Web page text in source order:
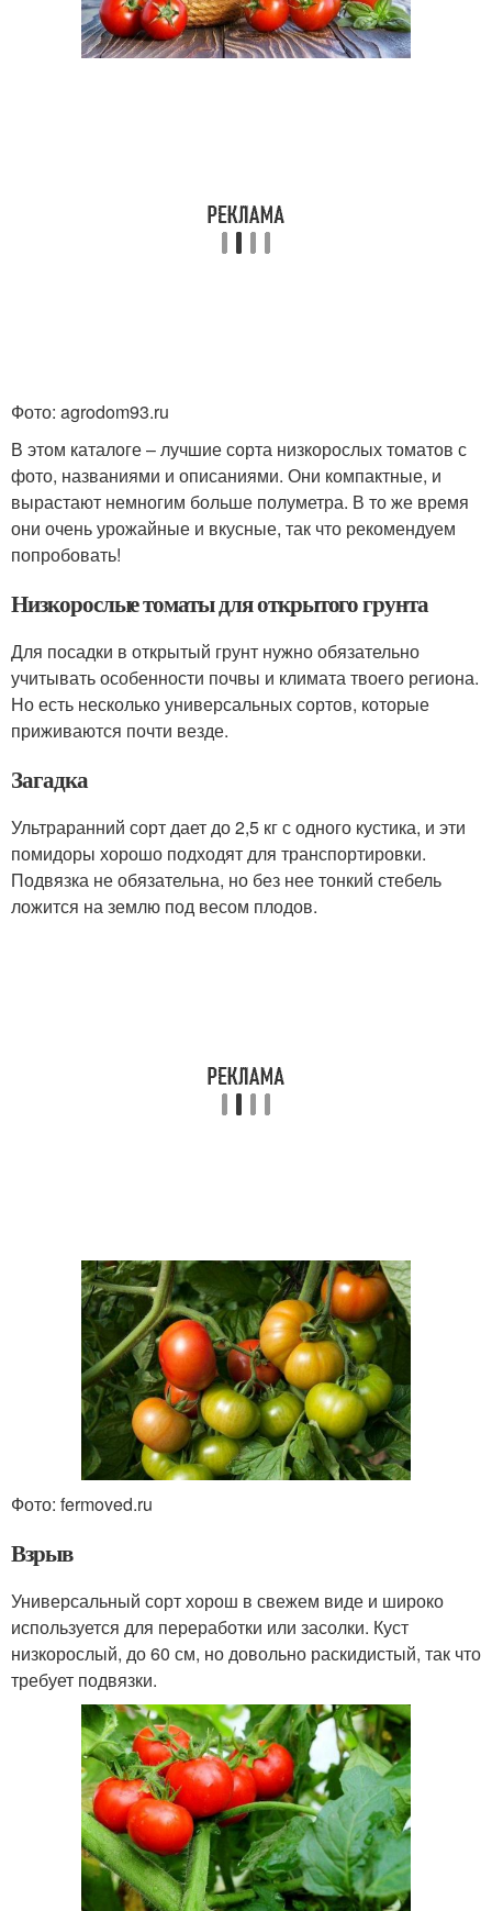
Фото: agrodom93.ru
В этом каталоге – лучшие сорта низкорослых томатов с
фото, названиями и описаниями. Они компактные, и
вырастают немногим больше полуметра. В то же время
они очень урожайные и вкусные, так что рекомендуем
попробовать!
Низкорослые томаты для открытого грунта
Для посадки в открытый грунт нужно обязательно
учитывать особенности почвы и климата твоего региона.
Но есть несколько универсальных сортов, которые
приживаются почти везде.
Загадка
Ультраранний сорт дает до 2,5 кг с одного кустика, и эти
помидоры хорошо подходят для транспортировки.
Подвязка не обязательна, но без нее тонкий стебель
ложится на землю под весом плодов.
Фото: fermoved.ru
Взрыв
Универсальный сорт хорош в свежем виде и широко
используется для переработки или засолки. Куст
низкорослый, до 60 см, но довольно раскидистый, так что
требует подвязки.